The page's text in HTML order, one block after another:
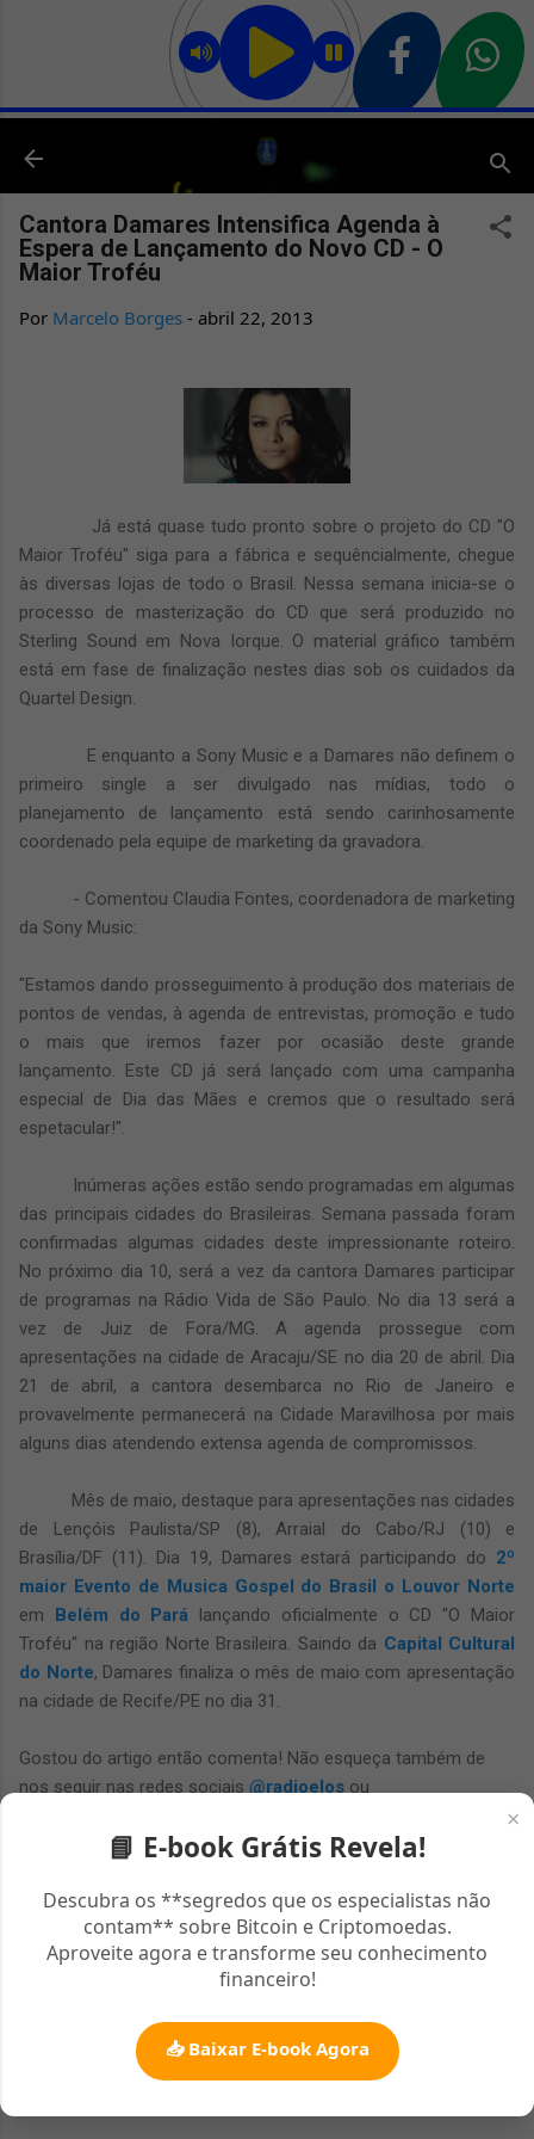
Pular para o conteúdo principal
×
📘 E-book Grátis Revela!
Descubra os **segredos que os especialistas não
contam** sobre Bitcoin e Criptomoedas.
Aproveite agora e transforme seu conhecimento
financeiro!
📥 Baixar E-book Agora
Cantora Damares Intensifica Agenda à
Espera de Lançamento do Novo CD - O
Maior Troféu
Por Marcelo Borges - abril 22, 2013
Já está quase tudo pronto sobre o projeto do CD "O
Maior Troféu" siga para a fábrica e sequêncialmente, chegue
às diversas lojas de todo o Brasil. Nessa semana inicia-se o
processo de masterização do CD que será produzido no
Sterling Sound em Nova Iorque. O material gráfico também
está em fase de finalização nestes dias sob os cuidados da
Quartel Design.
E enquanto a Sony Music e a Damares não definem o
primeiro single a ser divulgado nas mídias, todo o
planejamento de lançamento está sendo carinhosamente
coordenado pela equipe de marketing da gravadora.
- Comentou Claudia Fontes, coordenadora de marketing
da Sony Music:
"Estamos dando prosseguimento à produção dos materiais de
pontos de vendas, à agenda de entrevistas, promoção e tudo
o mais que iremos fazer por ocasião deste grande
lançamento. Este CD já será lançado com uma campanha
especial de Dia das Mães e cremos que o resultado será
espetacular!".
Inúmeras ações estão sendo programadas em algumas
das principais cidades do Brasileiras. Semana passada foram
confirmadas algumas cidades deste impressionante roteiro.
No próximo dia 10, será a vez da cantora Damares participar
de programas na Rádio Vida de São Paulo. No dia 13 será a
vez de Juiz de Fora/MG. A agenda prossegue com
apresentações na cidade de Aracaju/SE no dia 20 de abril. Dia
21 de abril, a cantora desembarca no Rio de Janeiro e
provavelmente permanecerá na Cidade Maravilhosa por mais
alguns dias atendendo extensa agenda de compromissos.
Mês de maio, destaque para apresentações nas cidades
de Lençóis Paulista/SP (8), Arraial do Cabo/RJ (10) e
Brasília/DF (11). Dia 19, Damares estará participando do 2º
maior Evento de Musica Gospel do Brasil o Louvor Norte
em Belém do Pará lançando oficialmente o CD "O Maior
Troféu" na região Norte Brasileira. Saindo da Capital Cultural
do Norte, Damares finaliza o mês de maio com apresentação
na cidade de Recife/PE no dia 31.
Gostou do artigo então comenta! Não esqueça também de
nos seguir nas redes sociais @radioelos ou